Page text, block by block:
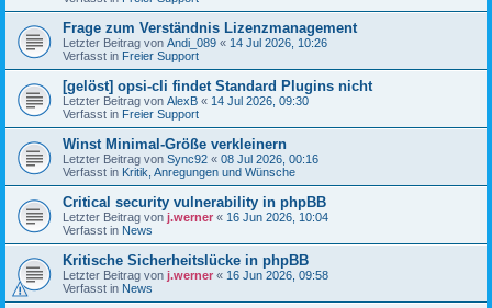
Frage zum Verständnis Lizenzmanagement
Letzter Beitrag von Andi_089 « 14 Jul 2026, 10:26
Verfasst in Freier Support
[gelöst] opsi-cli findet Standard Plugins nicht
Letzter Beitrag von AlexB « 14 Jul 2026, 09:30
Verfasst in Freier Support
Winst Minimal-Größe verkleinern
Letzter Beitrag von Sync92 « 08 Jul 2026, 00:16
Verfasst in Kritik, Anregungen und Wünsche
Critical security vulnerability in phpBB
Letzter Beitrag von j.werner « 16 Jun 2026, 10:04
Verfasst in News
Kritische Sicherheitslücke in phpBB
Letzter Beitrag von j.werner « 16 Jun 2026, 09:58
Verfasst in News